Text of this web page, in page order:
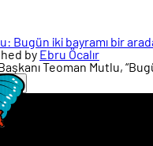
Bugün iki bayramı bir
by Ebru Öcalır
Teoman Mutlu,